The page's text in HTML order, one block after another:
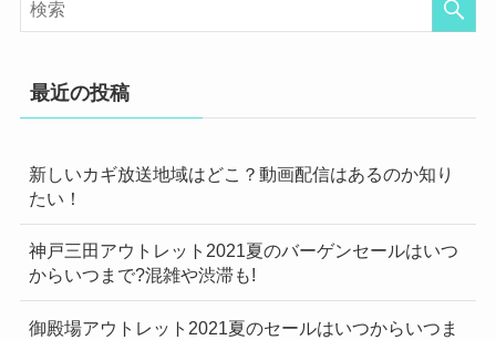
最近の投稿
新しいカギ放送地域はどこ？動画配信はあるのか知り
たい！
神戸三田アウトレット2021夏のバーゲンセールはいつ
からいつまで?混雑や渋滞も!
御殿場アウトレット2021夏のセールはいつからいつま